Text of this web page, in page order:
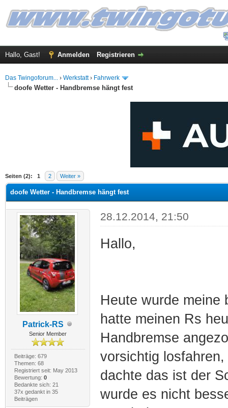
Hallo, Gast! Anmelden Registrieren
Das Twingoforum... › Werkstatt› Fahrwerk
doofe Wetter - Handbremse hängt fest
Seiten (2): 1 2 Weiter »
Durchschnitt
doofe Wetter - Handbremse hängt fest
Patrick-RS
Senior Member
Beiträge: 679
Themen: 68
Registriert seit: May 2013
Bewertung: 0
Bedankte sich: 21
37x gedankt in 35
Beiträgen
28.12.2014, 21:50
Hallo,
Heute wurde meine
hatte meinen Rs
Handbremse
vorsichtig
dachte das ist der
wurde es nicht